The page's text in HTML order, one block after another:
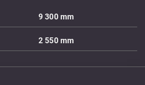
9 300 mm
2 550 mm